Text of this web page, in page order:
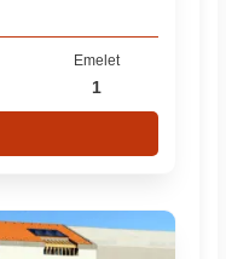
Emelet
1